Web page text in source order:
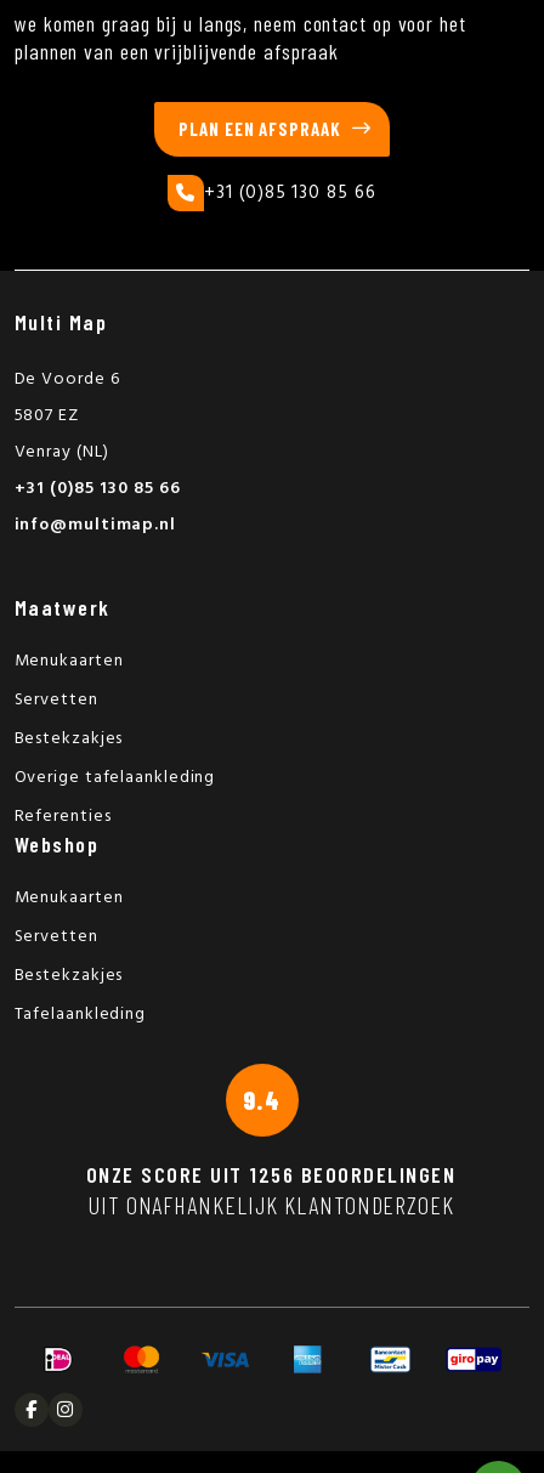
we komen graag bij u langs, neem contact op voor het
plannen van een vrijblijvende afspraak
PLAN EEN AFSPRAAK
+31 (0)85 130 85 66
Multi Map
De Voorde 6
5807 EZ
Venray (NL)
+31 (0)85 130 85 66
info@multimap.nl
Maatwerk
Menukaarten
Servetten
Bestekzakjes
Overige tafelaankleding
Referenties
Webshop
Menukaarten
Servetten
Bestekzakjes
Tafelaankleding
9.4
ONZE SCORE UIT 1256 BEOORDELINGEN
UIT ONAFHANKELIJK KLANTONDERZOEK